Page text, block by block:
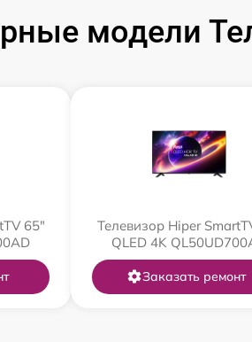
модели
65"
Телевизор Hiper
QLED 4K
Заказать ремонт